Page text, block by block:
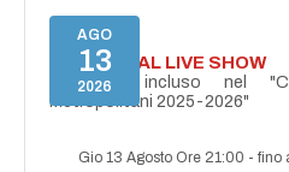
AGO
13
2026
I PERSONAL LIVE SHOW
Progetto incluso nel
Metropolitani 2025-2026"
Gio 13 Agosto Ore 21:00 -fino